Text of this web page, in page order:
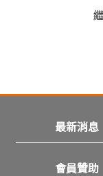
最新消息
會員贊助